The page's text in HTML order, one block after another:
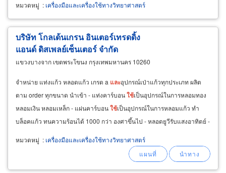
หมวดหมู่ : เครื่องมือและเครื่องใช้ทางวิทยาศาสตร์
บริษัท โกลเด้นเกรน อินเตอร์เทรดดิ้ง
แอนด์ ดิสเพลย์เซ็นเตอร์ จำกัด
แขวงบางจาก เขตพระโขนง กรุงเทพมหานคร 10260
จำหน่าย แท่งแก้ว หลอดแก้ว เกรด a และอุปกรณ์เป่าแก้วทุกประเภท ผลิต
ตาม order ทุกขนาด นำเข้า - แท่งคาร์บอนใช้เป็นอุปกรณ์ในการหลอมทอง
หลอมเงิน หลอมเหล็ก - แผ่นคาร์บอนใช้เป็นอุปกรณ์ในการหลอมแก้ว ทำ
บล็อคแก้ว ทนความร้อนได้ 1000 กว่า องศาขึ้นไป - หลอดยูวีรับแสงอาทิตย์ -
หมวดหมู่ : เครื่องมือและเครื่องใช้ทางวิทยาศาสตร์